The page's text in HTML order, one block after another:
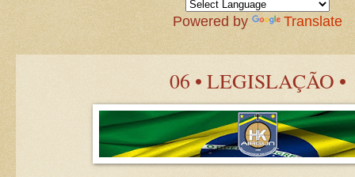
Powered by Translate
06 • LEGISLAÇÃO •